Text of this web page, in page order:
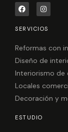
F
a
e
b
o
I
n
t
a
r
m
SERVICIOS
Reformas con
Diseño de
Interiorismo de
Locales
Decoración y
ESTUDIO